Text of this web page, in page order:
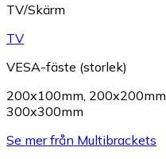
TV/Skärm
TV
VESA-fäste (storlek)
200x100mm 200x200mm
300x300mm
Se mer från Multibrackets